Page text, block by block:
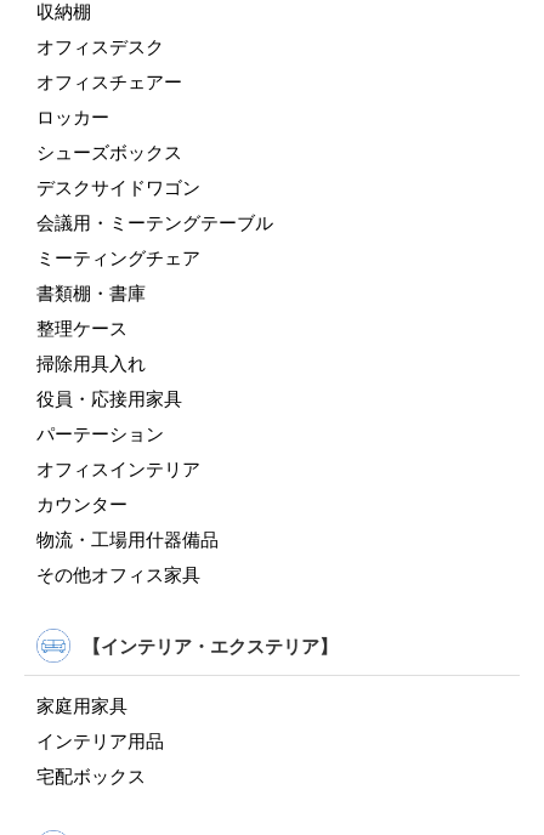
収納棚
オフィスデスク
オフィスチェアー
ロッカー
シューズボックス
デスクサイドワゴン
会議用・ミーテングテーブル
ミーティングチェア
書類棚・書庫
整理ケース
掃除用具入れ
役員・応接用家具
パーテーション
オフィスインテリア
カウンター
物流・工場用什器備品
その他オフィス家具
【インテリア・エクステリア】
家庭用家具
インテリア用品
宅配ボックス